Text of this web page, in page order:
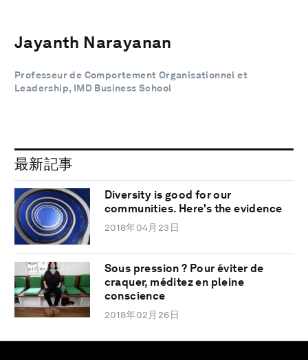
Jayanth Narayanan
Professeur de Comportement Organisationnel et
Leadership, IMD Business School
最新記事
Diversity is good for our
communities. Here's the evidence
2018年04月23日
Sous pression ? Pour éviter de
craquer, méditez en pleine
conscience
2018年02月26日